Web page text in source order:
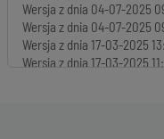
Wersja z dnia 04-07-2025
Wersja z dnia 04-07-2025
Wersja z dnia 17-03-2025
Wersja z dnia 17-03-2025